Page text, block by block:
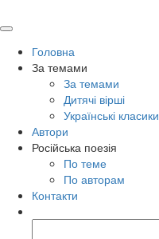
Головна
За темами
За темами
Дитячі вірші
Українські класики
Автори
Російська поезія
По теме
По авторам
Контакти